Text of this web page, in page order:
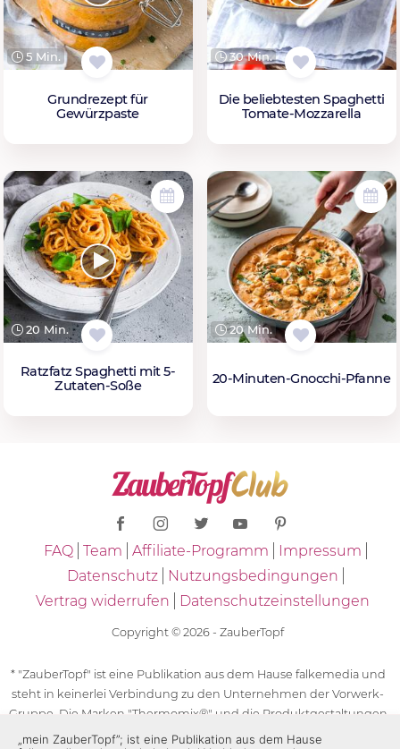
5 Min.
Grundrezept für
Gewürzpaste
30 Min.
Die beliebtesten Spaghetti
Tomate-Mozzarella
20 Min.
Ratzfatz Spaghetti mit 5-
Zutaten-Soße
20 Min.
20-Minuten-Gnocchi-Pfanne
FAQ Team Affiliate-Programm
Impressum
Datenschutz
Nutzungsbedingungen
Vertrag widerrufen
Datenschutzeinstellungen
Copyright © 2026 - ZauberTopf
* "ZauberTopf" ist eine Publikation aus dem Hause falkemedia und
steht in keinerlei Verbindung zu den Unternehmen der Vorwerk-
Gruppe. Die Marken "Thermomix®" und die Produktgestaltungen
des "Thermomix®" sind eingetragene Marken der Unternehmen
„mein ZauberTopf”; ist eine Publikation aus dem Hause